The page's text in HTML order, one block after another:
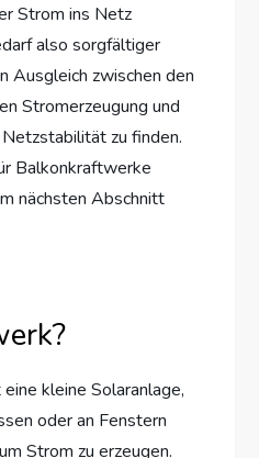
Strom ins Netz
also sorgfältiger
Ausgleich zwischen den
Stromerzeugung und
zu finden.
Balkonkraftwerke
nächsten Abschnitt
kleine Solaranlage,
oder an Fenstern
Strom zu erzeugen.